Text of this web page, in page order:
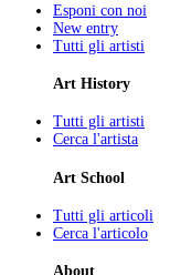
Esponi con noi
New entry
Tutti gli artisti
Art History
Tutti gli artisti
Cerca l'artista
Art School
Tutti gli articoli
Cerca l'articolo
About